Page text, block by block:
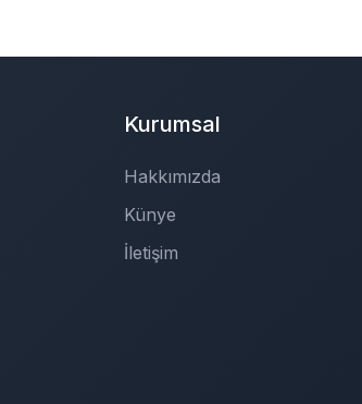
Kurumsal
Hakkımızda
Künye
İletişim